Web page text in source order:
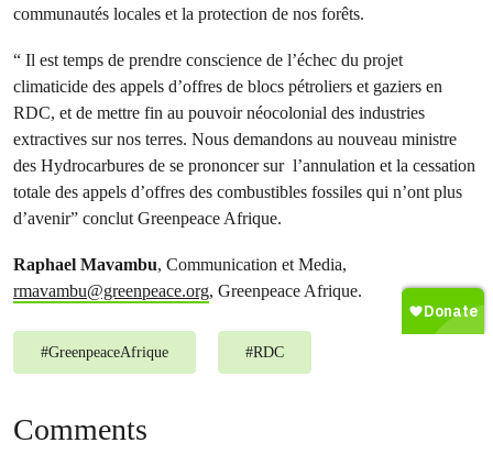
communautés locales et la protection de nos forêts.
“ Il est temps de prendre conscience de l’échec du projet
climaticide des appels d’offres de blocs pétroliers et gaziers en
RDC, et de mettre fin au pouvoir néocolonial des industries
extractives sur nos terres. Nous demandons au nouveau ministre
des Hydrocarbures de se prononcer sur l’annulation et la cessation
totale des appels d’offres des combustibles fossiles qui n’ont plus
d’avenir” conclut Greenpeace Afrique.
Raphael Mavambu, Communication et Media,
rmavambu@greenpeace.org, Greenpeace Afrique.
#GreenpeaceAfrique #RDC
Comments